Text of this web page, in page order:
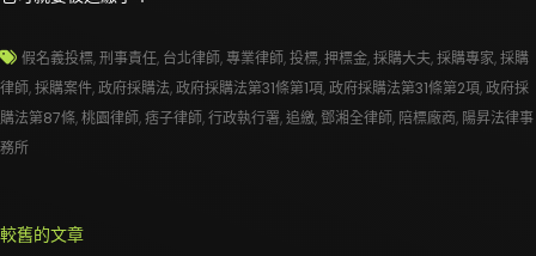
假名義投標,刑事責任, 台北律師,專業律師,投標,押標金,採購大夫,採購專家,採購
律師,採購案件,政府採購法,政府採購法第31條第1項,政府採購法第31條第2項,政府採
購法第87條,桃園律師,痞子律師,行政執行署,追繳,鄧湘全律師, 陪標廠商, 陽昇法律事
務所
文
較舊的文章